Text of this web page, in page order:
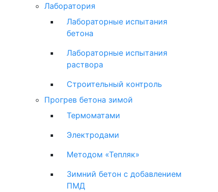
Лаборатория
Лабораторные испытания
бетона
Лабораторные испытания
раствора
Строительный контроль
Прогрев бетона зимой
Термоматами
Электродами
Методом «Тепляк»
Зимний бетон с добавлением
ПМД